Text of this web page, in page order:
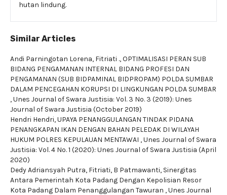
hutan lindung.
Similar Articles
Andi Parningotan Lorena, Fitriati .,OPTIMALISASI PERAN SUB
BIDANG PENGAMANAN INTERNAL BIDANG PROFESI DAN
PENGAMANAN (SUB BIDPAMINAL BIDPROPAM) POLDA SUMBAR
DALAM PENCEGAHAN KORUPSI DI LINGKUNGAN POLDA SUMBAR
,Unes Journal of Swara Justisia: Vol. 3 No. 3 (2019): Unes
Journal of Swara Justisia (October 2019)
Hendri Hendri,UPAYA PENANGGULANGAN TINDAK PIDANA
PENANGKAPAN IKAN DENGAN BAHAN PELEDAK DI WILAYAH
HUKUM POLRES KEPULAUAN MENTAWAI ,Unes Journal of Swara
Justisia: Vol. 4 No. 1 (2020): Unes Journal of Swara Justisia (April
2020)
Dedy Adriansyah Putra, Fitriati, B Patmawanti, Sinergitas
Antara Pemerintah Kota Padang Dengan Kepolisian Resor
Kota Padang Dalam Penanggulangan Tawuran ,Unes Journal